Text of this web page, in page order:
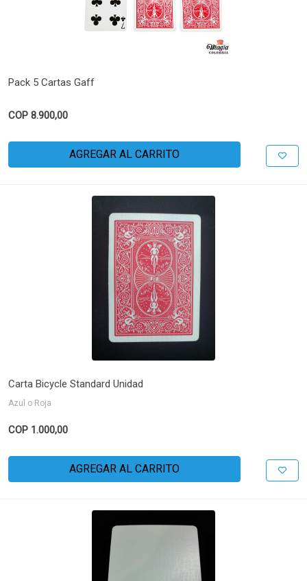
Pack 5 Cartas Gaff
COP 8.900,00
AGREGAR AL CARRITO
Carta Bicycle Standard Unidad
Azul o Roja
COP 1.000,00
AGREGAR AL CARRITO